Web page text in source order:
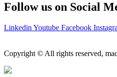
Follow us on Social
Linkedin Youtube Facebook
Copyright © All rights reserved,